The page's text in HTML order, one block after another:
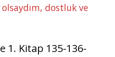
dostluk ve
1. Kitap 135-136-